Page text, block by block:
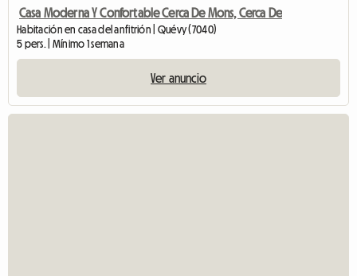
Casa Moderna Y Confortable Cerca De Mons, Cerca De
Habitación en casa del anfitrión | Quévy (7040)
5 pers. | Mínimo 1 semana
Ver anuncio